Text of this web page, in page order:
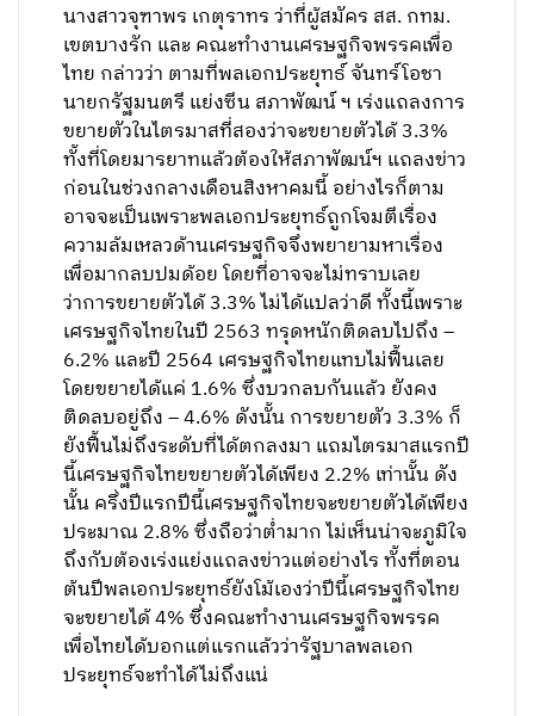
นางสาวจุฑาพร เกตุราทร ว่าที่ผู้สมัคร สส. กทม.
เขตบางรัก และ คณะทำงานเศรษฐกิจพรรคเพื่อ
ไทย กล่าวว่า ตามที่พลเอกประยุทธ์ จันทร์โอชา
นายกรัฐมนตรี แย่งซีน สภาพัฒน์ ฯ เร่งแถลงการ
ขยายตัวในไตรมาสที่สองว่าจะขยายตัวได้ 3.3%
ทั้งที่โดยมารยาทแล้วต้องให้สภาพัฒน์ฯ แถลงข่าว
ก่อนในช่วงกลางเดือนสิงหาคมนี้ อย่างไรก็ตาม
อาจจะเป็นเพราะพลเอกประยุทธ์ถูกโจมตีเรื่อง
ความล้มเหลวด้านเศรษฐกิจจึงพยายามหาเรื่อง
เพื่อมากลบปมด้อย โดยที่อาจจะไม่ทราบเลย
ว่าการขยายตัวได้ 3.3% ไม่ได้แปลว่าดี ทั้งนี้เพราะ
เศรษฐกิจไทยในปี 2563 ทรุดหนักติดลบไปถึง –
6.2% และปี 2564 เศรษฐกิจไทยแทบไม่ฟื้นเลย
โดยขยายได้แค่ 1.6% ซึ่งบวกลบกันแล้ว ยังคง
ติดลบอยู่ถึง – 4.6% ดังนั้น การขยายตัว 3.3% ก็
ยังฟื้นไม่ถึงระดับที่ได้ตกลงมา แถมไตรมาสแรกปี
นี้เศรษฐกิจไทยขยายตัวได้เพียง 2.2% เท่านั้น ดัง
นั้น ครึ่งปีแรกปีนี้เศรษฐกิจไทยจะขยายตัวได้เพียง
ประมาณ 2.8% ซึ่งถือว่าต่ำมาก ไม่เห็นน่าจะภูมิใจ
ถึงกับต้องเร่งแย่งแถลงข่าวแต่อย่างไร ทั้งที่ตอน
ต้นปีพลเอกประยุทธ์ยังโม้เองว่าปีนี้เศรษฐกิจไทย
จะขยายได้ 4% ซึ่งคณะทำงานเศรษฐกิจพรรค
เพื่อไทยได้บอกแต่แรกแล้วว่ารัฐบาลพลเอก
ประยุทธ์จะทำได้ไม่ถึงแน่